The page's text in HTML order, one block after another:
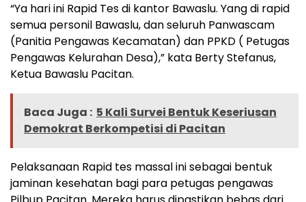
“Ya hari ini Rapid Tes di kantor Bawaslu. Yang di rapid
semua personil Bawaslu, dan seluruh Panwascam
(Panitia Pengawas Kecamatan) dan PPKD ( Petugas
Pengawas Kelurahan Desa),” kata Berty Stefanus,
Ketua Bawaslu Pacitan.
Baca Juga : 5 Kali Survei Bentuk Keseriusan
Demokrat Berkompetisi di Pacitan
Pelaksanaan Rapid tes massal ini sebagai bentuk
jaminan kesehatan bagi para petugas pengawas